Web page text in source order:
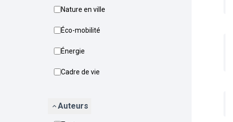
Nature en ville
Éco-mobilité
Énergie
Cadre de vie
Auteurs